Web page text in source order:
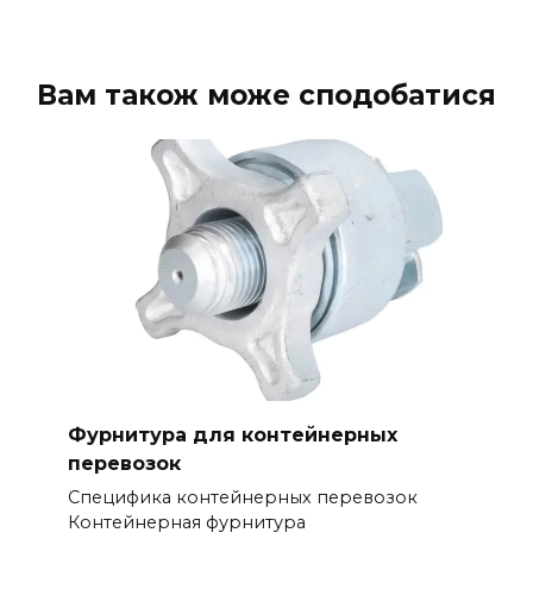
Вам також може сподобатися
Фурнитура для контейнерных
перевозок
Специфика контейнерных перевозок
Контейнерная фурнитура